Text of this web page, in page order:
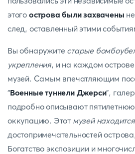
этого острова были захвачены
след, оставленный этими
Вы обнаружите старые
укрепления, и на каждом
музей. Самым впечатляющим
"Военные туннели Джерси",
подробно описывают
оккупацию. Этот музей
достопримечательностей
Богатство экспозиции и